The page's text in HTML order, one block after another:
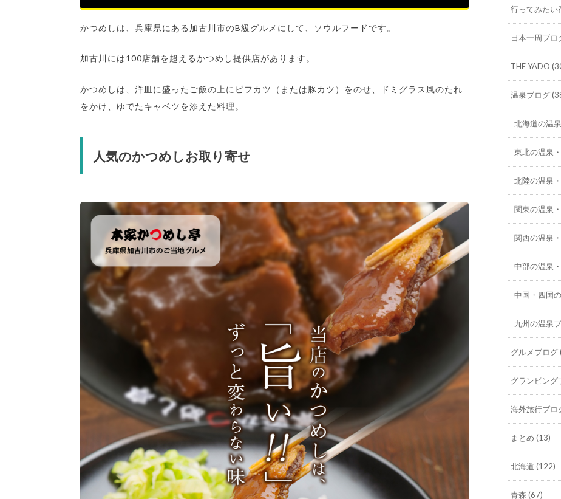
かつめしは、兵庫県にある加古川市のB級グルメにして、ソウルフードです。
加古川には100店舗を超えるかつめし提供店があります。
かつめしは、洋皿に盛ったご飯の上にビフカツ（または豚カツ）をのせ、ドミグラス風のたれ
をかけ、ゆでたキャベツを添えた料理。
人気のかつめしお取り寄せ
行ってみたい
日本一周ブロ
THE YADO
温泉ブログ
北海道の温
東北の温泉
北陸の温泉
関東の温泉
関西の温泉
中部の温泉
中国・四国
九州の温泉
グルメブログ
グランピング
海外旅行ブロ
まとめ (13)
北海道 (122)
青森 (67)